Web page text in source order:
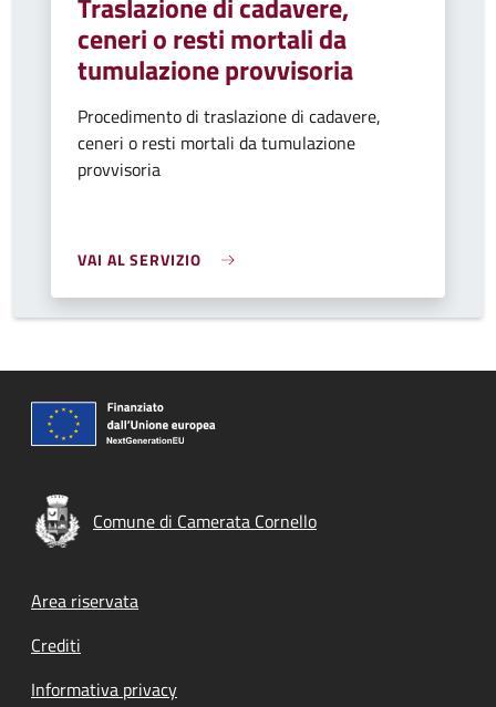
ceneri o resti mortali da
tumulazione provvisoria
Procedimento di traslazione di cadavere,
ceneri o resti mortali da tumulazione
provvisoria
VAI AL SERVIZIO
Comune di Camerata Cornello
Footer menu
Area riservata
Crediti
Informativa privacy